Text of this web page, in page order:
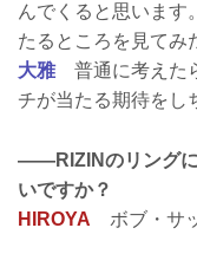
んでくると思います
たるところを見てみ
大雅普通に考えた
チが当たる期待をし
――RIZINのリングに
いですか？
HIROYA ボブ・サ